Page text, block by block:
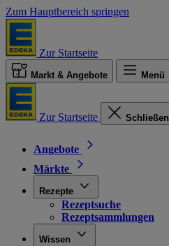
Zum Hauptbereich springen
Zur Startseite
Markt & Angebote Menü
Zur Startseite Schließen
Angebote
Märkte
Rezepte
Rezeptsuche
Rezeptsammlungen
Wissen